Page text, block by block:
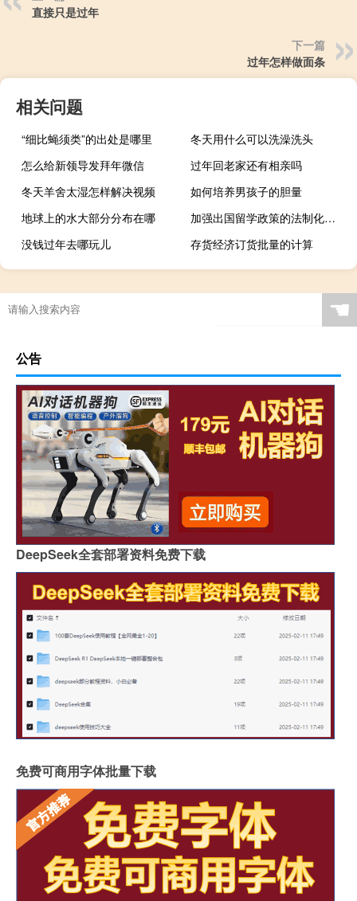
直接只是过年
下一篇
过年怎样做面条
相关问题
“细比蝇须类”的出处是哪里
冬天用什么可以洗澡洗头
怎么给新领导发拜年微信
过年回老家还有相亲吗
冬天羊舍太湿怎样解决视频
如何培养男孩子的胆量
地球上的水大部分分布在哪
加强出国留学政策的法制化和规范化建设分析
没钱过年去哪玩儿
存货经济订货批量的计算
☚
公告
DeepSeek全套部署资料免费下载
免费可商用字体批量下载